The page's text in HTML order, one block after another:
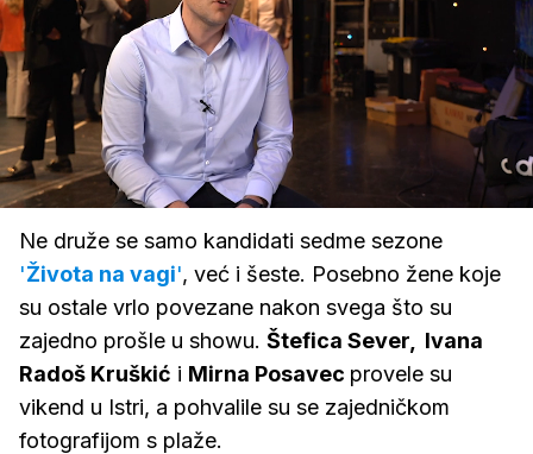
zvuk
/
Loaded:
31.05%
Ne druže se samo kandidati sedme sezone
'Života na vagi', već i šeste. Posebno žene koje
su ostale vrlo povezane nakon svega što su
zajedno prošle u showu. Štefica Sever, Ivana
Radoš Kruškić i Mirna Posavec provele su
vikend u Istri, a pohvalile su se zajedničkom
fotografijom s plaže.